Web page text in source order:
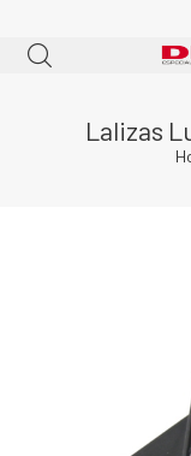
Lalizas